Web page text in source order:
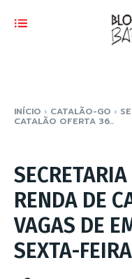
INÍCIO CATALÃO-GO
CATALÃO OFERTA 36...
RENDA DE
VAGAS DE
SEXTA-